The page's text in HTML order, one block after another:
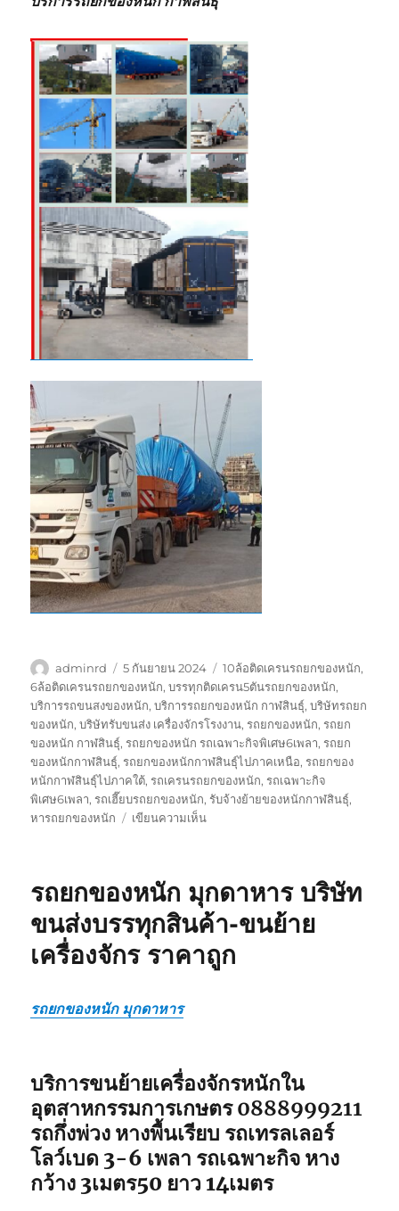
ผู้
เขียน
adminrd
เขียน
เมื่อ
5 กันยายน 2024
ป้าย
กำกับ
10ล้อติดเครนรถยกของหนัก,
6ล้อติดเครนรถยกของหนัก,บรรทุกติดเครน5ตันรถยกของหนัก,
บริการรถขนสงของหนัก,บริการรถยกของหนัก กาฬสินธุ์,บริษัทรถยก
ของหนัก,บริษัทรับขนส่ง เครื่องจักรโรงงาน,รถยกของหนัก,รถยก
ของหนัก กาฬสินธุ์,รถยกของหนัก รถเฉพาะกิจพิเศษ6เพลา,รถยก
ของหนักกาฬสินธุ์,รถยกของหนักกาฬสินธุ์ไปภาคเหนือ,รถยกของ
หนักกาฬสินธุ์ไปภาคใต้,รถเครนรถยกของหนัก,รถเฉพาะกิจ
พิเศษ6เพลา,รถเฮี๊ยบรถยกของหนัก,รับจ้างย้ายของหนักกาฬสินธุ์,
หารถยกของหนัก
เขียนความเห็นบน
หนัก
กาฬสินธุ์
บริษัท
ขนส่ง
บรรทุก
ถูก
รถยกของหนัก มุกดาหาร บริษัท
ขนส่งบรรทุกสินค้า-ขนย้าย
เครื่องจักร ราคาถูก
รถยกของหนัก มุกดาหาร
บริการขนย้ายเครื่องจักรหนักใน
อุตสาหกรรมการเกษตร 0888999211
รถกึ่งพ่วง หางพื้นเรียบ รถเทรลเลอร์
โลว์เบด 3-6 เพลา รถเฉพาะกิจ หาง
กว้าง 3เมตร50 ยาว 14เมตร